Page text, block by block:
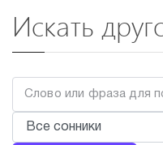
Искать